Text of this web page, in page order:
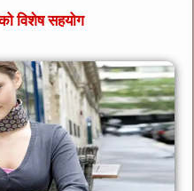
विशेष सहयोग